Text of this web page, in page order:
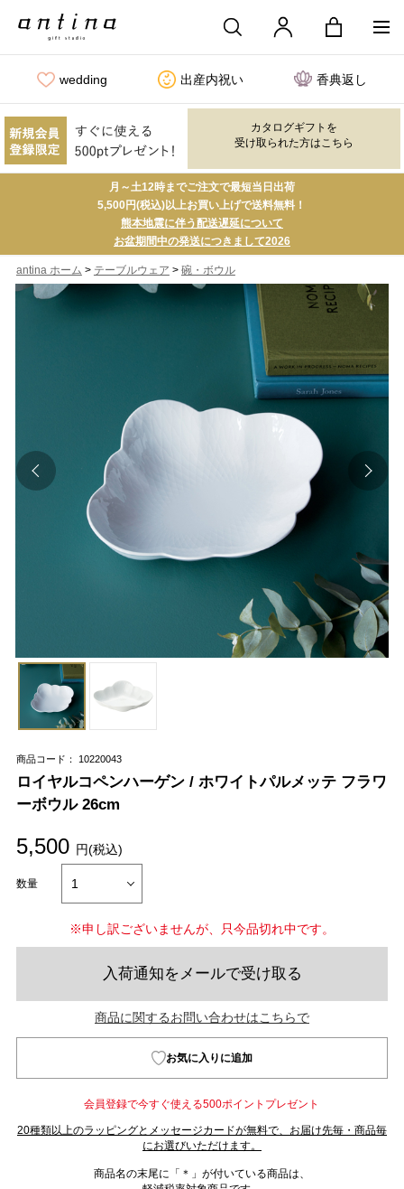
wedding 出産内祝い 香典返し
カタログギフトを
受け取られた方はこちら
月～土12時までご注文で最短当日出荷
5,500円(税込)以上お買い上げで送料無料！
熊本地震に伴う配送遅延について
お盆期間中の発送につきまして2026
antina ホーム > テーブルウェア > 碗・ボウル
商品コード： 10220043
ロイヤルコペンハーゲン / ホワイトパルメッテ フラワ
ーボウル 26cm
5,500 円(税込)
数量
※申し訳ございませんが、只今品切れ中です。
入荷通知をメールで受け取る
商品に関するお問い合わせはこちらで
お気に入りに追加
会員登録で今すぐ使える500ポイントプレゼント
20種類以上のラッピングとメッセージカードが無料で、お届け先毎・商品毎
にお選びいただけます。
商品名の末尾に「＊」が付いている商品は、